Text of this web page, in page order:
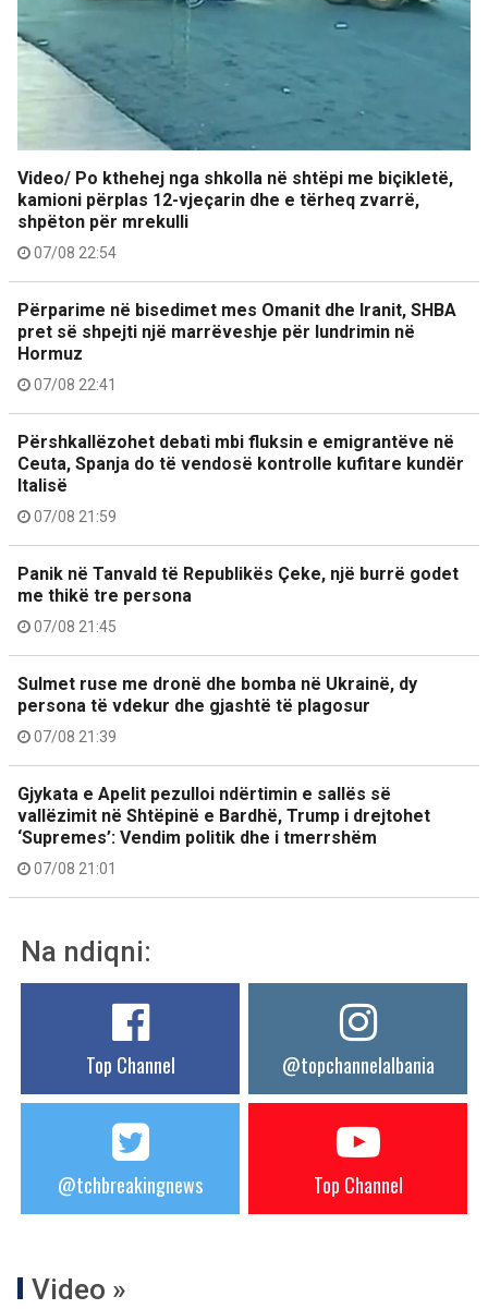
Video/ Po kthehej nga shkolla në shtëpi me biçikletë,
kamioni përplas 12-vjeçarin dhe e tërheq zvarrë,
shpëton për mrekulli
07/08 22:54
Përparime në bisedimet mes Omanit dhe Iranit, SHBA
pret së shpejti një marrëveshje për lundrimin në
Hormuz
07/08 22:41
Përshkallëzohet debati mbi fluksin e emigrantëve në
Ceuta, Spanja do të vendosë kontrolle kufitare kundër
Italisë
07/08 21:59
Panik në Tanvald të Republikës Çeke, një burrë godet
me thikë tre persona
07/08 21:45
Sulmet ruse me dronë dhe bomba në Ukrainë, dy
persona të vdekur dhe gjashtë të plagosur
07/08 21:39
Gjykata e Apelit pezulloi ndërtimin e sallës së
vallëzimit në Shtëpinë e Bardhë, Trump i drejtohet
‘Supremes’: Vendim politik dhe i tmerrshëm
07/08 21:01
Na ndiqni:
Top Channel @topchannelalbania
@tchbreakingnews Top Channel
Video »